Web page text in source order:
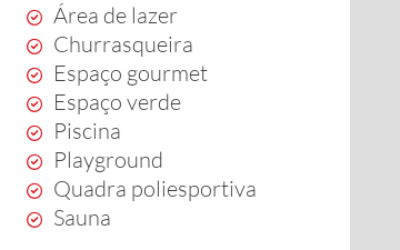
Área de lazer
Churrasqueira
Espaço gourmet
Espaço verde
Piscina
Playground
Quadra poliesportiva
Sauna